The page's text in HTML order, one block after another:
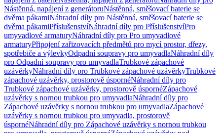
Nástěnná, napájení z generátoruNástěnná, směšovací baterie se
dvěma pákamiNáhradní díly pro Nástěnná, směšovací baterie se
dvěma pákamiPříslušenstvíNáhradní díly pro PříslušenstvíPro
umyvadlové armaturyNáhradní díly pro Pro umyvadlové
armaturyPřipojení zařizovacích předmětů pro mycí prostor, dřezy,
spotřebiče a výlevkyOdpadní soupravy pro umyvadlaNáhradní díly
pro Odpadní soupravy pro umyvadlaTrubkové zápachové
uzávěrkyNáhradní díly pro Trubkové zápachové uzávěrkyTrubkové
zápachové uzávěrky, prostorově úspornéNáhradní díly pro
Trubkové zápachové uzávěrky, prostorově úspornéZápachové
uzávěrky s nornou trubkou pro umyvadlaNáhradní díly pro
Zápachové uzávěrky s nornou trubkou pro umyvadlaZápachové
uzávěrky s nornou trubkou pro umyvadla, prostorově
úspornéNáhradní díly pro Zápachové uzávěrky s nornou trubkou